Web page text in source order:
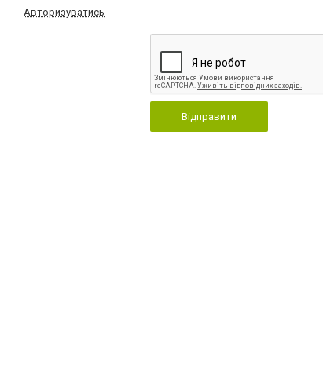
Авторизуватись
Відправити